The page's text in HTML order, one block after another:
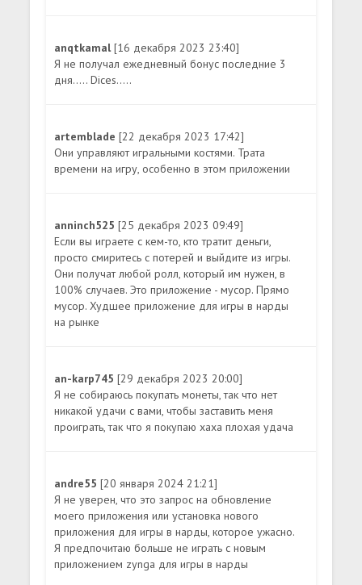
anqtkamal[16 декабря 2023 23:40]
Я не получал ежедневный бонус последние 3
дня..... Dices.....
artemblade[22 декабря 2023 17:42]
Они управляют игральными костями. Трата
времени на игру, особенно в этом приложении
anninch525[25 декабря 2023 09:49]
Если вы играете с кем-то, кто тратит деньги,
просто смиритесь с потерей и выйдите из игры.
Они получат любой ролл, который им нужен, в
100% случаев. Это приложение - мусор. Прямо
мусор. Худшее приложение для игры в нарды
на рынке
an-karp745[29 декабря 2023 20:00]
Я не собираюсь покупать монеты, так что нет
никакой удачи с вами, чтобы заставить меня
проиграть, так что я покупаю хаха плохая удача
andre55[20 января 2024 21:21]
Я не уверен, что это запрос на обновление
моего приложения или установка нового
приложения для игры в нарды, которое ужасно.
Я предпочитаю больше не играть с новым
приложением zynga для игры в нарды